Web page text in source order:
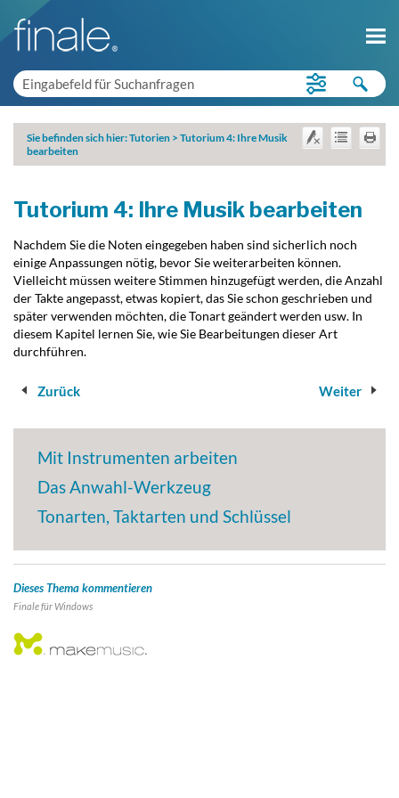
Sie befinden sich hier:Tutorien > Tutorium 4: Ihre Musik
bearbeiten
Tutorium 4: Ihre Musik bearbeiten
Nachdem Sie die Noten eingegeben haben sind sicherlich noch
einige Anpassungen nötig, bevor Sie weiterarbeiten können.
Vielleicht müssen weitere Stimmen hinzugefügt werden, die Anzahl
der Takte angepasst, etwas kopiert, das Sie schon geschrieben und
später verwenden möchten, die Tonart geändert werden usw. In
diesem Kapitel lernen Sie, wie Sie Bearbeitungen dieser Art
durchführen.
Zurück Weiter
Mit Instrumenten arbeiten
Das Anwahl-Werkzeug
Tonarten, Taktarten und Schlüssel
Dieses Thema kommentieren
Finale fürWindows